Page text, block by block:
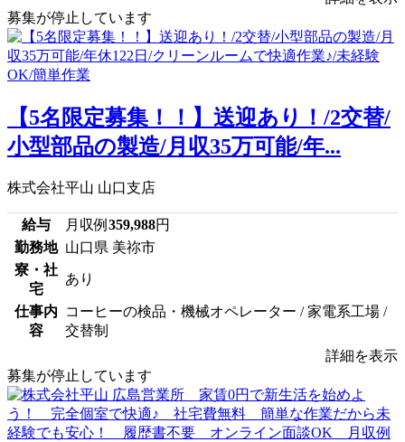
募集が停止しています
【5名限定募集！！】送迎あり！/2交替/
小型部品の製造/月収35万可能/年...
株式会社平山 山口支店
給与 月収例 359,988円
勤務地 山口県 美祢市
寮・社
宅
あり
仕事内
容
コーヒーの検品・機械オペレーター / 家電系工場 /
交替制
詳細を表示
募集が停止しています